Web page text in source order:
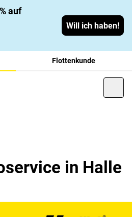
auf
Will ich haben!
Flottenkunde
in Halle